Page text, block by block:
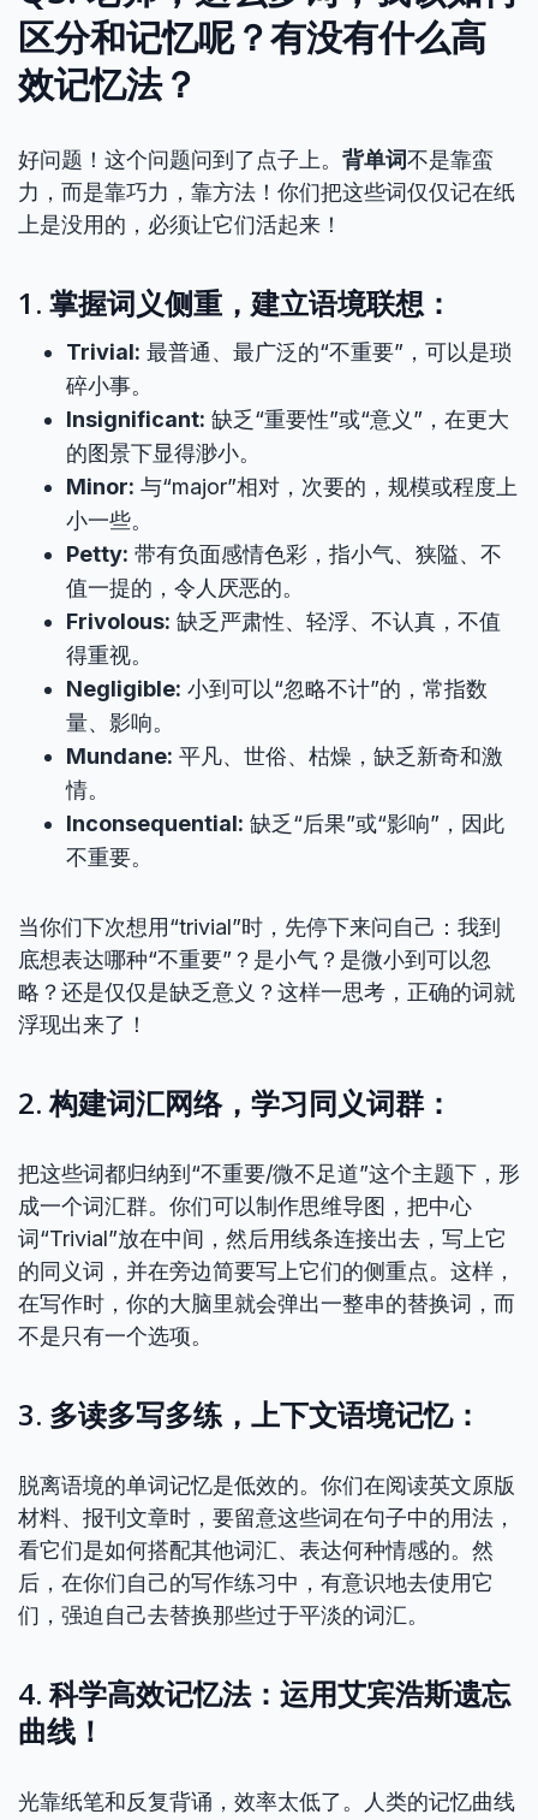
区分和记忆呢？有没有什么高
效记忆法？
好问题！这个问题问到了点子上。 背单词不是靠蛮
力，而是靠巧力，靠方法！你们把这些词仅仅记在纸
上是没用的，必须让它们活起来！
1. 掌握词义侧重，建立语境联想：
Trivial: 最普通、最广泛的“不重要”，可以是琐
碎小事。
Insignificant: 缺乏“重要性”或“意义”，在更大
的图景下显得渺小。
Minor: 与“major”相对，次要的，规模或程度上
小一些。
Petty: 带有负面感情色彩，指小气、狭隘、不
值一提的，令人厌恶的。
Frivolous: 缺乏严肃性、轻浮、不认真，不值
得重视。
Negligible: 小到可以“忽略不计”的，常指数
量、影响。
Mundane: 平凡、世俗、枯燥，缺乏新奇和激
情。
Inconsequential: 缺乏“后果”或“影响”，因此
不重要。
当你们下次想用“trivial”时，先停下来问自己：我到
底想表达哪种“不重要”？是小气？是微小到可以忽
略？还是仅仅是缺乏意义？这样一思考，正确的词就
浮现出来了！
2. 构建词汇网络，学习同义词群：
把这些词都归纳到“不重要/微不足道”这个主题下，形
成一个词汇群。你们可以制作思维导图，把中心
词“Trivial”放在中间，然后用线条连接出去，写上它
的同义词，并在旁边简要写上它们的侧重点。这样，
在写作时，你的大脑里就会弹出一整串的替换词，而
不是只有一个选项。
3. 多读多写多练，上下文语境记忆：
脱离语境的单词记忆是低效的。你们在阅读英文原版
材料、报刊文章时，要留意这些词在句子中的用法，
看它们是如何搭配其他词汇、表达何种情感的。然
后，在你们自己的写作练习中，有意识地去使用它
们，强迫自己去替换那些过于平淡的词汇。
4. 科学高效记忆法：运用艾宾浩斯遗忘
曲线！
光靠纸笔和反复背诵，效率太低了。人类的记忆曲线